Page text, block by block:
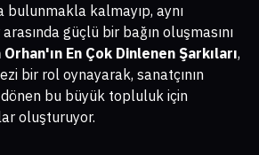
bulunmakla kalmayıp, aynı
güçlü bir bağın oluşmasını
En Çok Dinlenen Şarkıları,
bir rol oynayarak, sanatçının
bu büyük topluluk için
oluşturuyor.